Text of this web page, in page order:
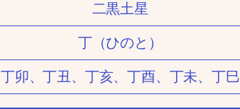
二黒土星
丁（ひのと）
丁卯、丁丑、丁亥、丁酉、丁未、丁巳